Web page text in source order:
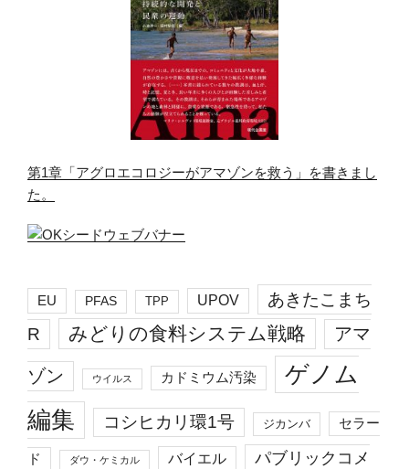
第1章「アグロエコロジーがアマゾンを救う」を書きまし
た。
EU PFAS TPP UPOV
あきたこまち
R
みどりの食料システム戦略 アマ
ゾン ウイルス カドミウム汚染
ゲノム
編集
コシヒカリ環1号 ジカンバ セラー
ド ダウ・ケミカル バイエル パブリックコメ